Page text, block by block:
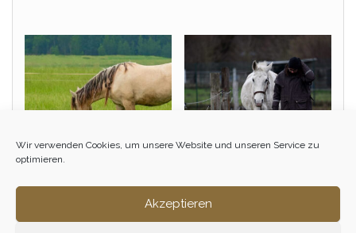
Wir verwenden Cookies, um unsere Website und unseren Service zu
optimieren.
AkzeptierenSauwetter Ritt